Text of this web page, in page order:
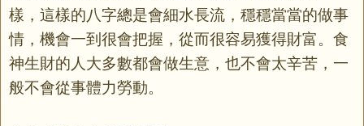
樣，這樣的八字總是會細水長流，穩穩當當的做事
情，機會一到很會把握，從而很容易獲得財富。食
神生財的人大多數都會做生意，也不會太辛苦，一
般不會從事體力勞動。